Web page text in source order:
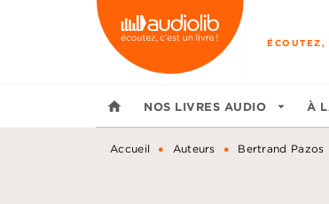
MENU RECHERCHE
home NOS LIVRES AUDIO arrow_drop_down À
Accueil • Auteurs • Bertrand Pazos